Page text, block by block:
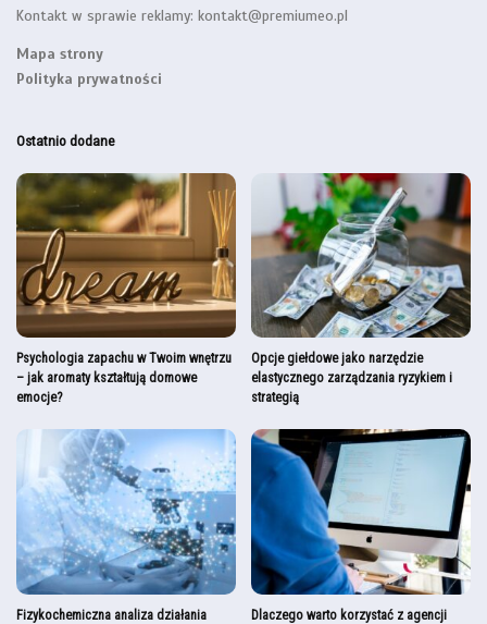
Kontakt w sprawie reklamy: kontakt@premiumeo.pl
Mapa strony
Polityka prywatności
Ostatnio dodane
Psychologia zapachu w Twoim wnętrzu
– jak aromaty kształtują domowe
emocje?
Opcje giełdowe jako narzędzie
elastycznego zarządzania ryzykiem i
strategią
Fizykochemiczna analiza działania
Dlaczego warto korzystać z agencji